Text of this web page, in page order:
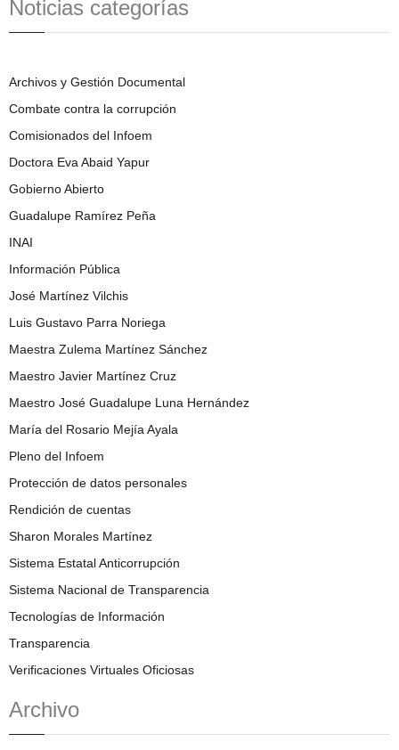
Noticias categorías
Archivos y Gestión Documental
Combate contra la corrupción
Comisionados del Infoem
Doctora Eva Abaid Yapur
Gobierno Abierto
Guadalupe Ramírez Peña
INAI
Información Pública
José Martínez Vilchis
Luis Gustavo Parra Noriega
Maestra Zulema Martínez Sánchez
Maestro Javier Martínez Cruz
Maestro José Guadalupe Luna Hernández
María del Rosario Mejía Ayala
Pleno del Infoem
Protección de datos personales
Rendición de cuentas
Sharon Morales Martínez
Sistema Estatal Anticorrupción
Sistema Nacional de Transparencia
Tecnologías de Información
Transparencia
Verificaciones Virtuales Oficiosas
Archivo